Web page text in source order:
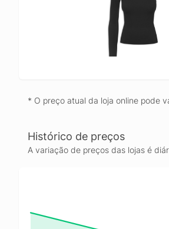
* O preço atual da loja online pode
Histórico de preços
A variação de preços das lojas é